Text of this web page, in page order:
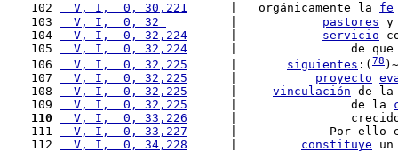
102
  V, I,  0, 30,221
      |   orgánicamente la
fe
103
  V, I,  0, 32
pastores
104
  V, I,  0, 32,224
servicio
105
  V, I,  0, 32,224
|                de
106
  V, I,  0, 32,225
siguientes :( 78
107
  V, I,  0, 32,225
proyecto
108
  V, I,  0, 32,225
vinculación de
109
  V, I,  0, 32,225
      |                de la
110
  V, I,  0, 33,226
|
111
  V, I,  0, 33,227
|             Por ello
112
  V, I,  0, 34,228
constituye